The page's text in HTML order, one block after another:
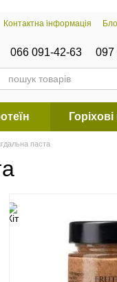
Контактна інформація
066 091-42-63 097
паста